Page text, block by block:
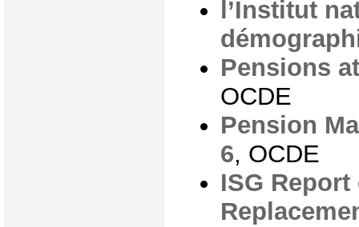
l’Institut
Pensions
OCDE
Pension
6, OCDE
ISG